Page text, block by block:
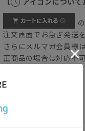
注文画面でお急ぎ発送
さらにメルマガ会員様
正商品の場合は対応不可